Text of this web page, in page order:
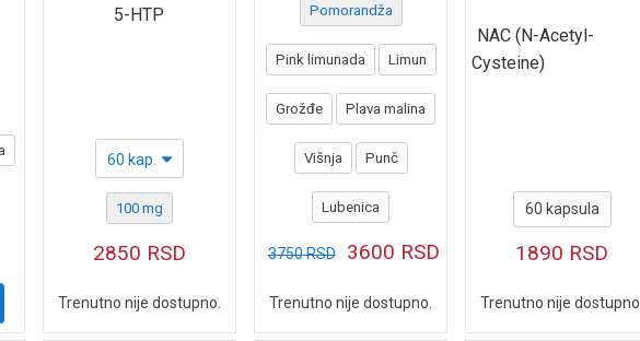
5-HTP
60 kap.
100 mg
2850 RSD
Trenutno nije dostupno.
Pomorandža
Pink limunada Limun
Grožđe Plava malina
Višnja Punč
Lubenica
3750RSD 3600 RSD
Trenutno nije dostupno.
NAC (N-Acetyl-
Cysteine)
60 kapsula
1890 RSD
Trenutno nije dostupno.